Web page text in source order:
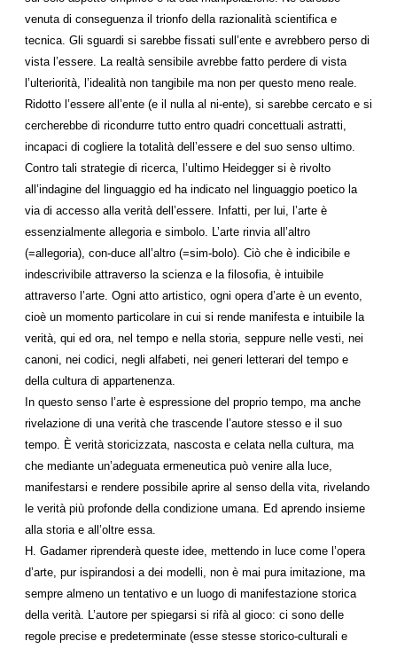
venuta di conseguenza il trionfo della razionalità scientifica e
tecnica. Gli sguardi si sarebbe fissati sull’ente e avrebbero perso di
vista l’essere. La realtà sensibile avrebbe fatto perdere di vista
l’ulteriorità, l’idealità non tangibile ma non per questo meno reale.
Ridotto l’essere all’ente (e il nulla al ni-ente), si sarebbe cercato e si
cercherebbe di ricondurre tutto entro quadri concettuali astratti,
incapaci di cogliere la totalità dell’essere e del suo senso ultimo.
Contro tali strategie di ricerca, l’ultimo Heidegger si è rivolto
all’indagine del linguaggio ed ha indicato nel linguaggio poetico la
via di accesso alla verità dell’essere. Infatti, per lui, l’arte è
essenzialmente allegoria e simbolo. L’arte rinvia all’altro
(=allegoria), con-duce all’altro (=sim-bolo). Ciò che è indicibile e
indescrivibile attraverso la scienza e la filosofia, è intuibile
attraverso l’arte. Ogni atto artistico, ogni opera d’arte è un evento,
cioè un momento particolare in cui si rende manifesta e intuibile la
verità, qui ed ora, nel tempo e nella storia, seppure nelle vesti, nei
canoni, nei codici, negli alfabeti, nei generi letterari del tempo e
della cultura di appartenenza.
In questo senso l’arte è espressione del proprio tempo, ma anche
rivelazione di una verità che trascende l’autore stesso e il suo
tempo. È verità storicizzata, nascosta e celata nella cultura, ma
che mediante un’adeguata ermeneutica può venire alla luce,
manifestarsi e rendere possibile aprire al senso della vita, rivelando
le verità più profonde della condizione umana. Ed aprendo insieme
alla storia e all’oltre essa.
H. Gadamer riprenderà queste idee, mettendo in luce come l’opera
d’arte, pur ispirandosi a dei modelli, non è mai pura imitazione, ma
sempre almeno un tentativo e un luogo di manifestazione storica
della verità. L’autore per spiegarsi si rifà al gioco: ci sono delle
regole precise e predeterminate (esse stesse storico-culturali e